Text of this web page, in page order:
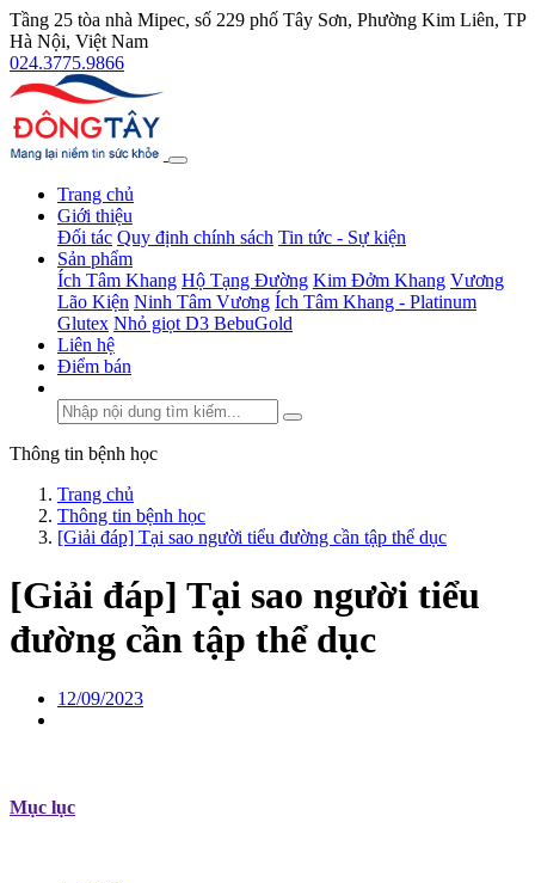
Tầng 25 tòa nhà Mipec, số 229 phố Tây Sơn, Phường Kim Liên, TP
Hà Nội, Việt Nam
024.3775.9866
Trang chủ
Giới thiệu
Đối tác Quy định chính sách Tin tức - Sự kiện
Sản phẩm
Ích Tâm Khang Hộ Tạng Đường Kim Đởm Khang Vương
Lão Kiện Ninh Tâm Vương Ích Tâm Khang - Platinum
Glutex Nhỏ giọt D3 BebuGold
Liên hệ
Điểm bán
Thông tin bệnh học
Trang chủ
Thông tin bệnh học
[Giải đáp] Tại sao người tiểu đường cần tập thể dục
[Giải đáp] Tại sao người tiểu
đường cần tập thể dục
12/09/2023
Mục lục